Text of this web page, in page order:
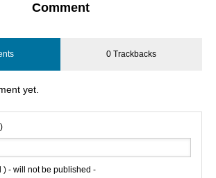
Comment
0 Trackbacks
yet.
) - will not be published -